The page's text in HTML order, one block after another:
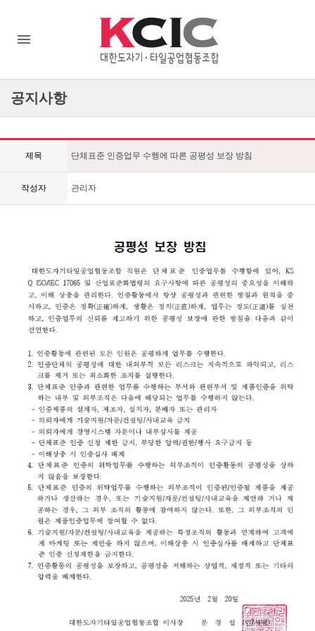
공지사항
제목 단체표준 인증업무 수행에 따른 공평성 보장 방침
작성자 관리자